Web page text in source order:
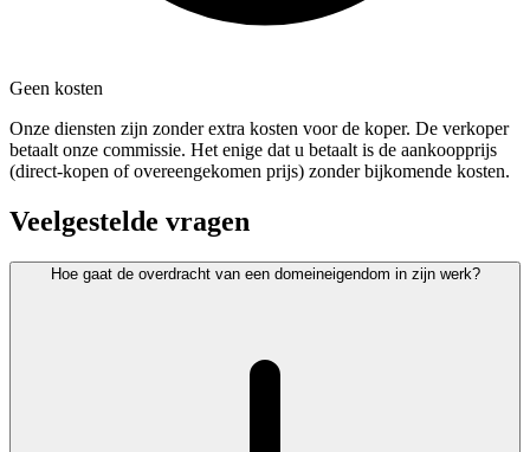
Geen kosten
Onze diensten zijn zonder extra kosten voor de koper. De verkoper
betaalt onze commissie. Het enige dat u betaalt is de aankoopprijs
(direct-kopen of overeengekomen prijs) zonder bijkomende kosten.
Veelgestelde vragen
Hoe gaat de overdracht van een domeineigendom in zijn werk?